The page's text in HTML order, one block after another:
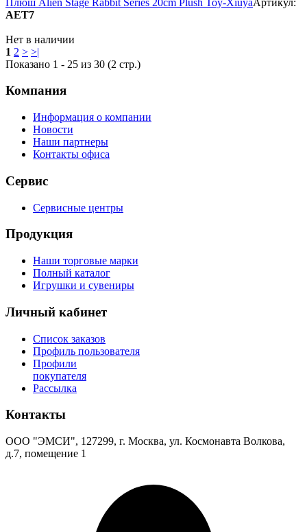
AET7
Нет в наличии
1 2 > >|
Показано 1 - 25 из 30 (2 стр.)
Компания
Информация о компании
Новости
Наши партнеры
Контакты офиса
Сервис
Сервисные центры
Продукция
Наши торговые марки
Полный каталог
Игрушки и сувениры
Личный кабинет
Список заказов
Профиль пользователя
Профили
покупателя
Рассылка
Контакты
ООО "ЭМСИ", 127299, г. Москва, ул. Космонавта Волкова,
д.7, помещение 1